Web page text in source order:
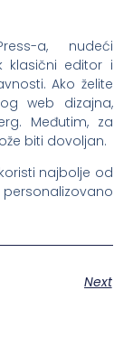
a, nudeći
klasični editor i
Ako želite
web dizajna,
Međutim, za
biti dovoljan.
najbolje od
Next